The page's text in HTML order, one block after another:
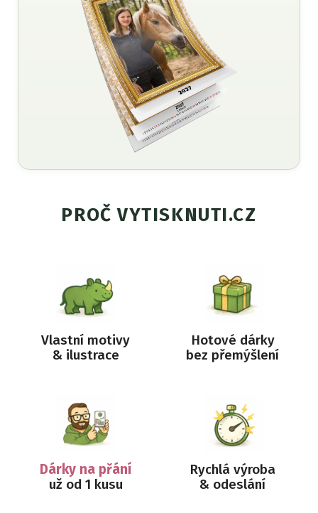
PROČ VYTISKNUTI.CZ
Vlastní motivy
& ilustrace
Hotové dárky
bez přemýšlení
Dárky na přání
už od 1 kusu
Rychlá výroba
& odeslání